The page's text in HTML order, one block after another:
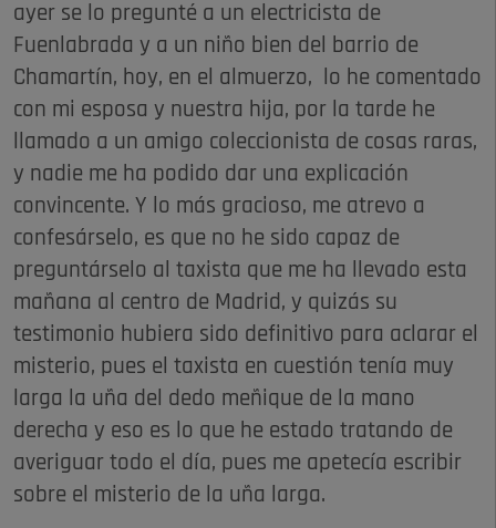
ayer se lo pregunté a un electricista de
Fuenlabrada y a un niño bien del barrio de
Chamartín, hoy, en el almuerzo, lo he comentado
con mi esposa y nuestra hija, por la tarde he
llamado a un amigo coleccionista de cosas raras,
y nadie me ha podido dar una explicación
convincente. Y lo más gracioso, me atrevo a
confesárselo, es que no he sido capaz de
preguntárselo al taxista que me ha llevado esta
mañana al centro de Madrid, y quizás su
testimonio hubiera sido definitivo para aclarar el
misterio, pues el taxista en cuestión tenía muy
larga la uña del dedo meñique de la mano
derecha y eso es lo que he estado tratando de
averiguar todo el día, pues me apetecía escribir
sobre el misterio de la uña larga.